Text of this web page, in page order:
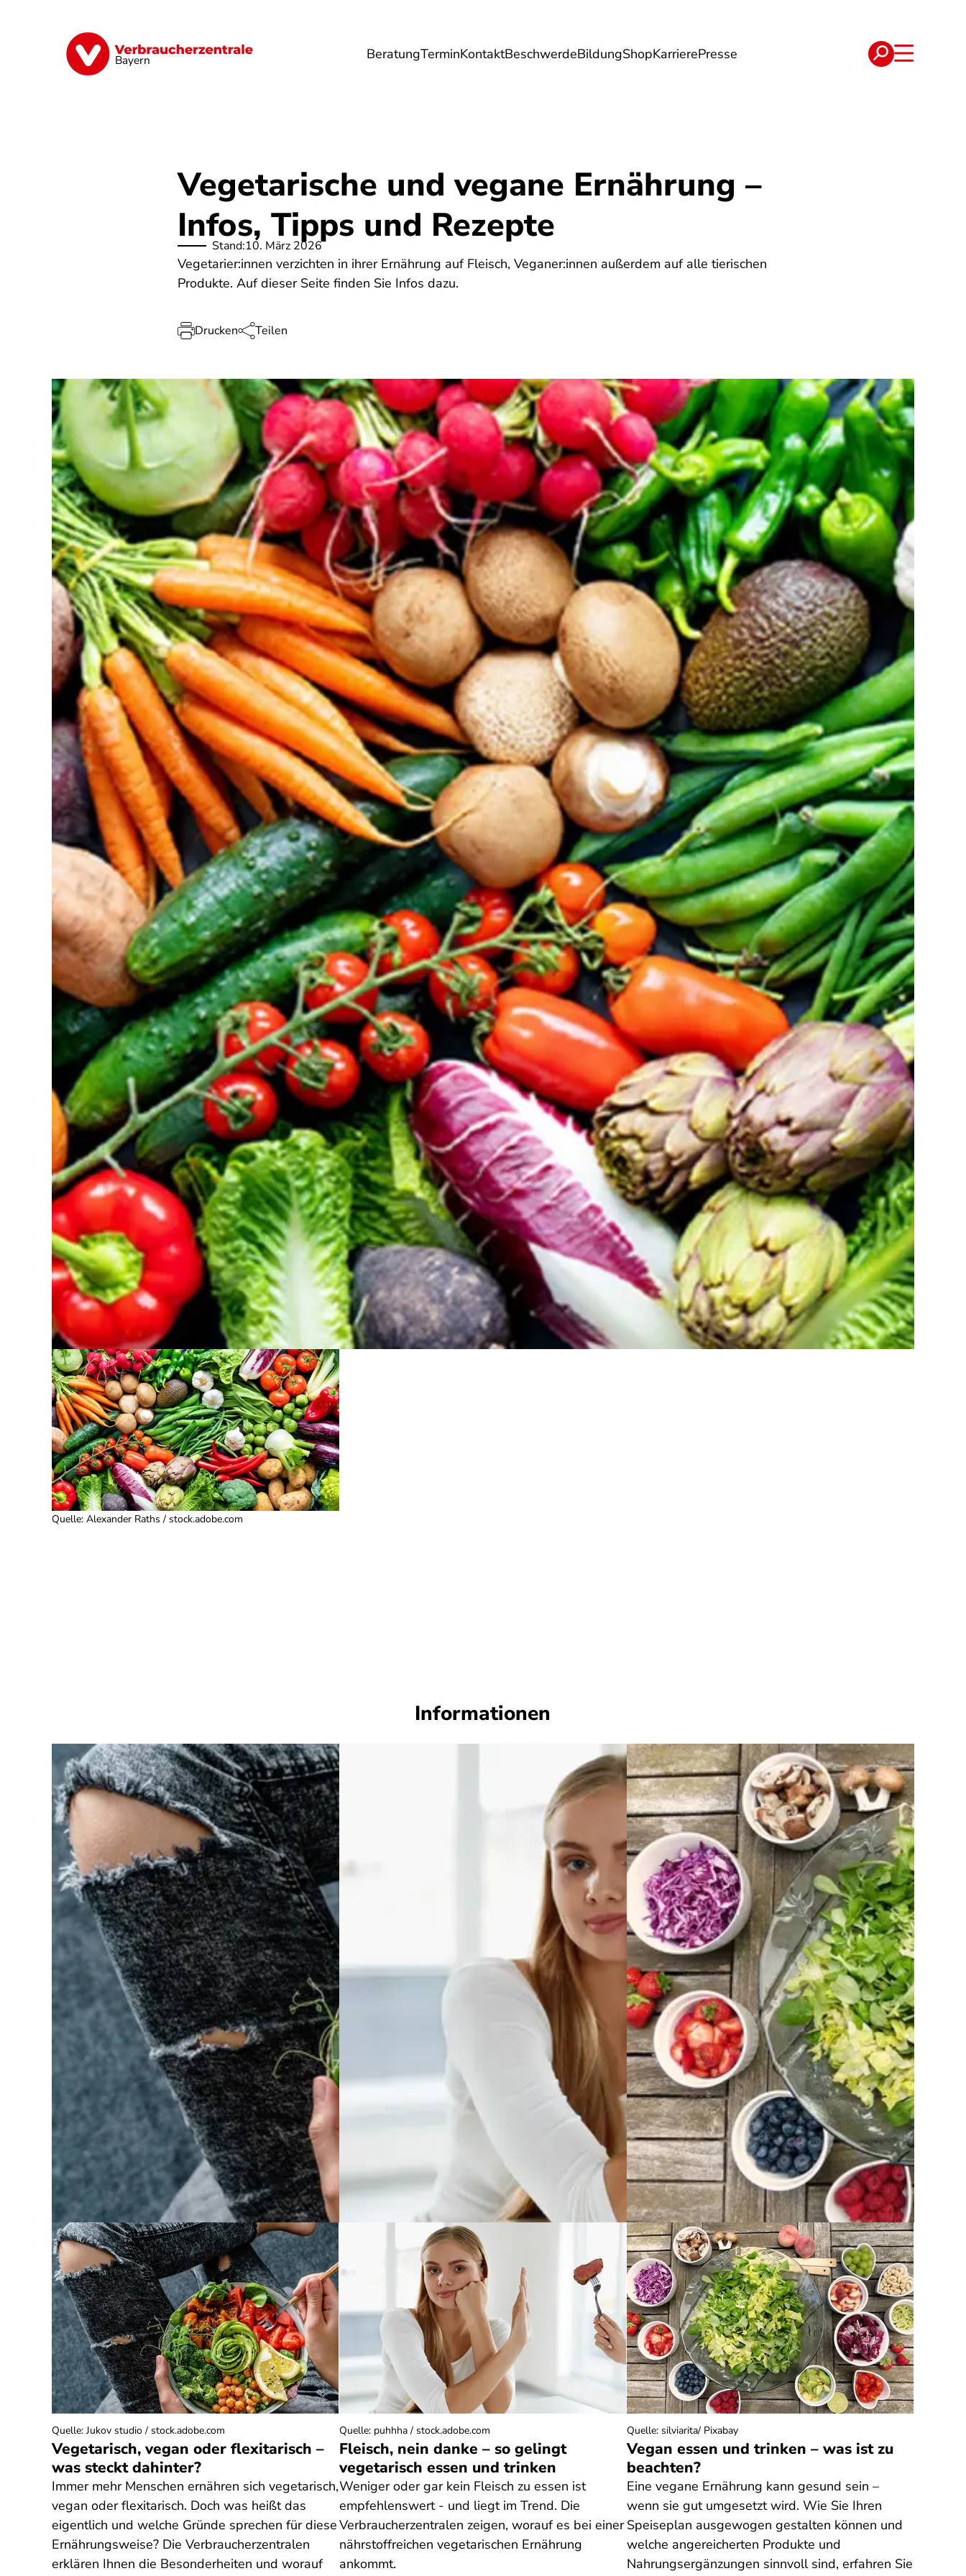
Bayern BeratungTerminKontaktBeschwerdeBildungShopKarrierePresse
Finanzen Digitales Lebensmittel Umwelt Gesundheit Energie Reise Verträge
Vegetarische und vegane Ernährung –
Infos, Tipps und Rezepte
Stand:10. März 2026
Vegetarier:innen verzichten in ihrer Ernährung auf Fleisch, Veganer:innen außerdem auf alle tierischen
Produkte. Auf dieser Seite finden Sie Infos dazu.
Drucken Teilen
Quelle: Alexander Raths / stock.adobe.com
Informationen
Vegetarisch, vegan oder flexitarisch –
was steckt dahinter?
Immer mehr Menschen ernähren sich vegetarisch,
vegan oder flexitarisch. Doch was heißt das
eigentlich und welche Gründe sprechen für diese
Ernährungsweise? Die Verbraucherzentralen
erklären Ihnen die Besonderheiten und worauf
Quelle: Jukov studio / stock.adobe.com
Fleisch, nein danke – so gelingt
vegetarisch essen und trinken
Weniger oder gar kein Fleisch zu essen ist
empfehlenswert - und liegt im Trend. Die
Verbraucherzentralen zeigen, worauf es bei einer
nährstoffreichen vegetarischen Ernährung
ankommt.
Quelle: puhhha / stock.adobe.com
Vegan essen und trinken – was ist zu
beachten?
Eine vegane Ernährung kann gesund sein –
wenn sie gut umgesetzt wird. Wie Sie Ihren
Speiseplan ausgewogen gestalten können und
welche angereicherten Produkte und
Nahrungsergänzungen sinnvoll sind, erfahren Sie
Quelle: silviarita/ Pixabay